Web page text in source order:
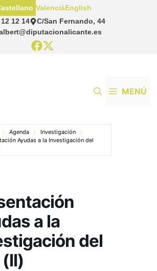
12 14
C/San Fernando, 44
ValenciàEnglish
MENÚ
Agenda
Investigación
Ayudas a la Investigación del
a la
del